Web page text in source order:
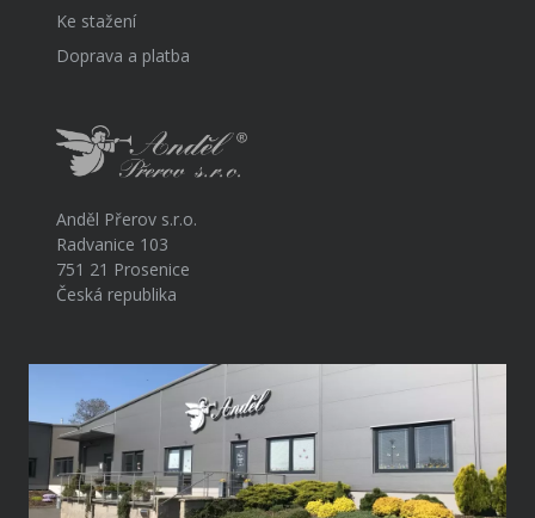
Ke stažení
Doprava a platba
Anděl Přerov s.r.o.
Radvanice 103
751 21 Prosenice
Česká republika